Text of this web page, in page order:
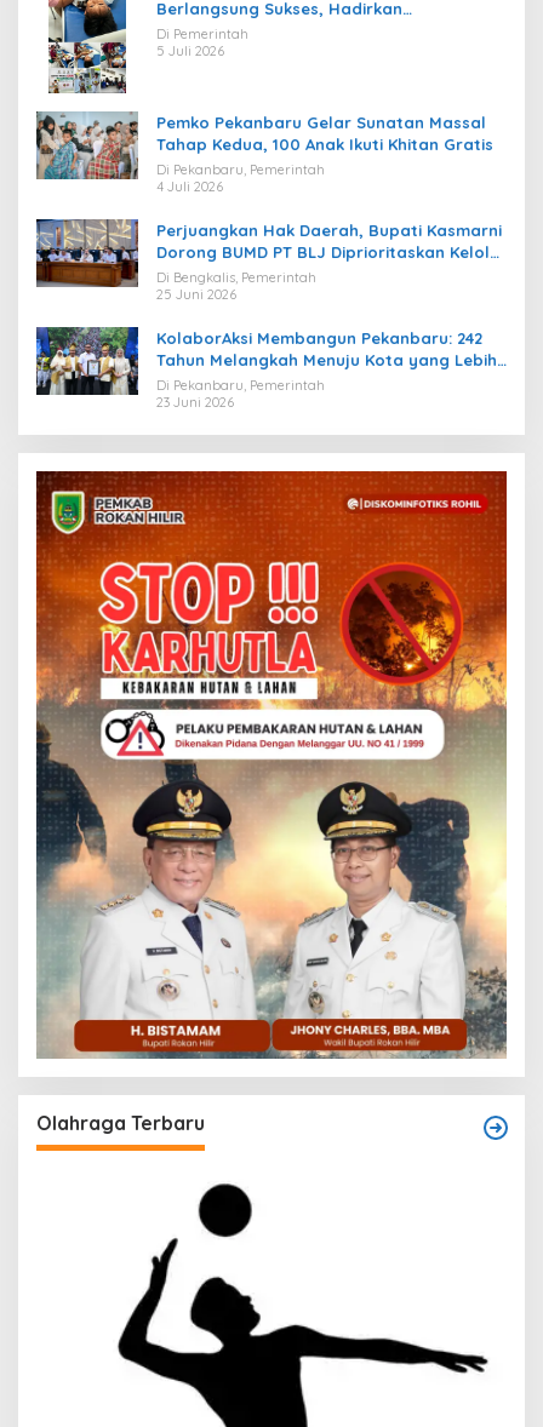
Berlangsung Sukses, Hadirkan
Kebahagiaan bagi Puluhan Anak
Di Pemerintah
5 Juli 2026
Pemko Pekanbaru Gelar Sunatan Massal
Tahap Kedua, 100 Anak Ikuti Khitan Gratis
Di Pekanbaru, Pemerintah
4 Juli 2026
Perjuangkan Hak Daerah, Bupati Kasmarni
Dorong BUMD PT BLJ Diprioritaskan Kelola
Migas
Di Bengkalis, Pemerintah
25 Juni 2026
KolaborAksi Membangun Pekanbaru: 242
Tahun Melangkah Menuju Kota yang Lebih
Maju
Di Pekanbaru, Pemerintah
23 Juni 2026
Olahraga Terbaru